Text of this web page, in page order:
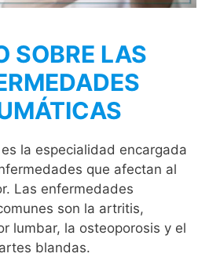
SOBRE LAS
la especialidad encargada
que afectan al
Las enfermedades
son la artritis,
lumbar, la osteoporosis y el
blandas.